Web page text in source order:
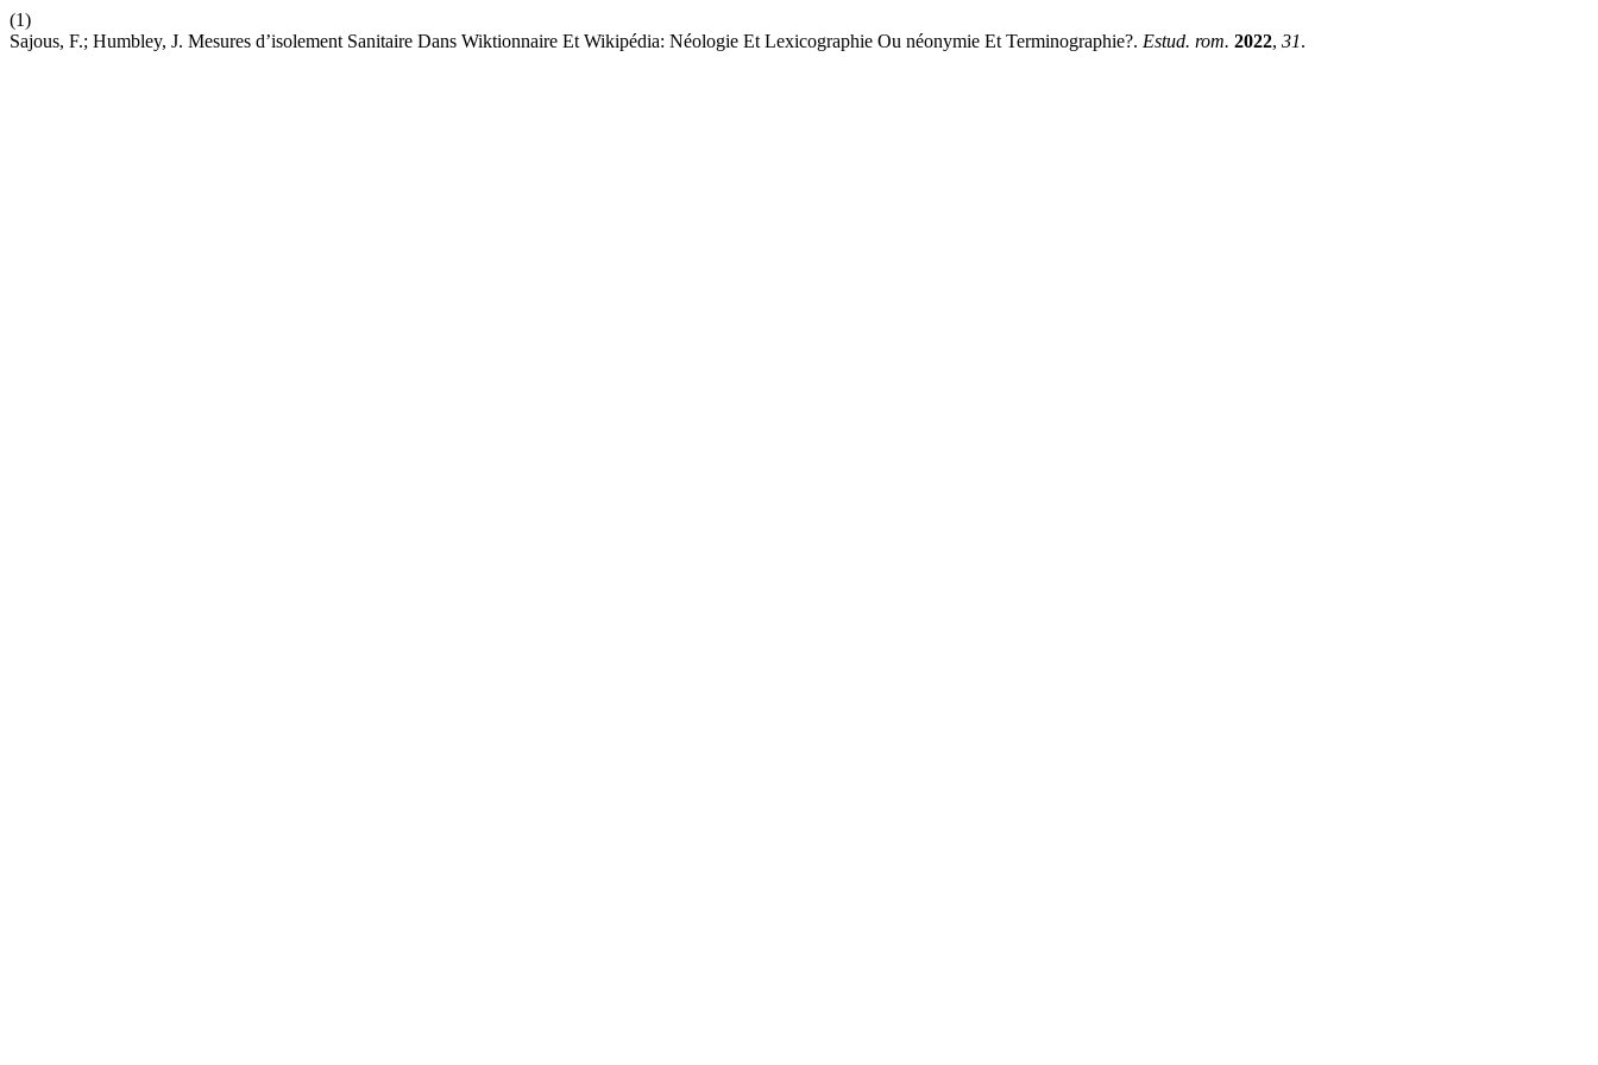
(1)
Sajous, F.; Humbley, J. Mesures d’isolement Sanitaire Dans Wiktionnaire Et Wikipédia: Néologie Et Lexicographie Ou néonymie Et Terminographie?. Estud. rom. 2022, 31.